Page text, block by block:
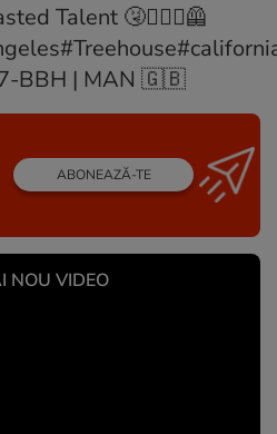
Talent 🤧👷🏼‍♂️🦺
#Treehouse
BBH | MAN 🇬🇧
ABONEAZĂ-TE
NOU VIDEO